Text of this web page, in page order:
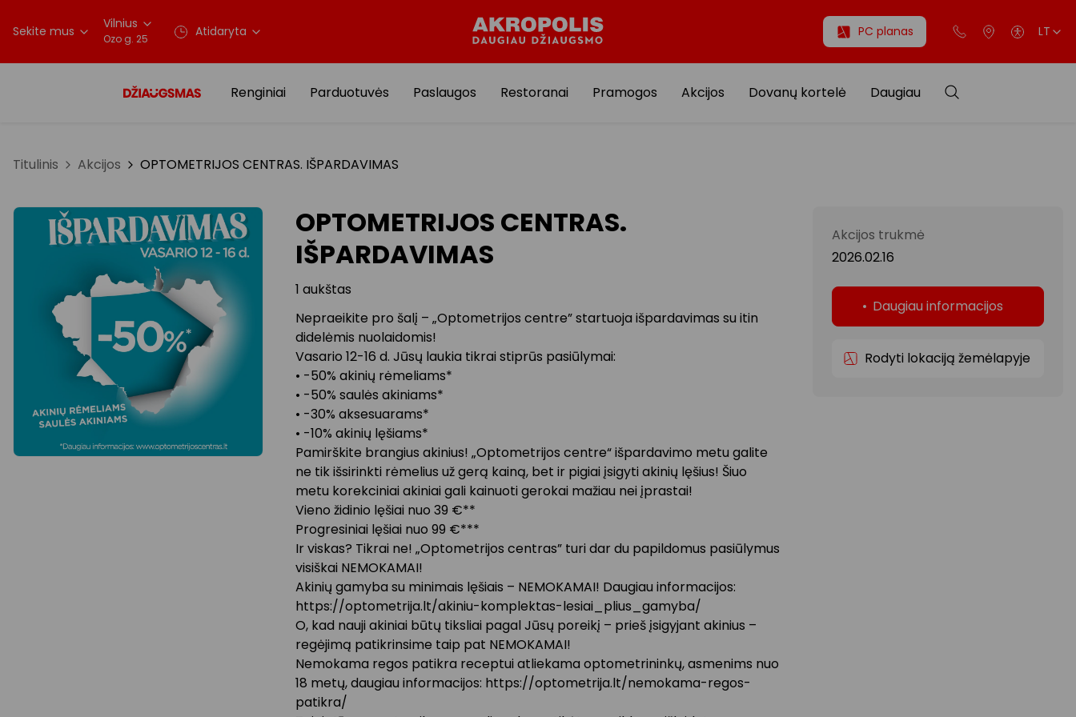
Sekite mus Vilnius
Ozo g. 25 Atidaryta PC planas LT
Renginiai Parduotuvės Paslaugos Restoranai Pramogos Akcijos Dovanų kortelė Daugiau
Titulinis Akcijos OPTOMETRIJOS CENTRAS. IŠPARDAVIMAS
OPTOMETRIJOS CENTRAS.
IŠPARDAVIMAS
1 aukštas
Nepraeikite pro šalį – „Optometrijos centre” startuoja išpardavimas su itin
didelėmis nuolaidomis!
Vasario 12-16 d. Jūsų laukia tikrai stiprūs pasiūlymai:
• -50% akinių rėmeliams*
• -50% saulės akiniams*
• -30% aksesuarams*
• -10% akinių lęšiams*
Pamirškite brangius akinius! „Optometrijos centre“ išpardavimo metu galite
ne tik išsirinkti rėmelius už gerą kainą, bet ir pigiai įsigyti akinių lęšius! Šiuo
metu korekciniai akiniai gali kainuoti gerokai mažiau nei įprastai!
Vieno židinio lęšiai nuo 39 €**
Progresiniai lęšiai nuo 99 €***
Ir viskas? Tikrai ne! „Optometrijos centras” turi dar du papildomus pasiūlymus
visiškai NEMOKAMAI!
Akinių gamyba su minimais lęšiais – NEMOKAMAI! Daugiau informacijos:
https://optometrija.lt/akiniu-komplektas-lesiai_plius_gamyba/
O, kad nauji akiniai būtų tiksliai pagal Jūsų poreikį – prieš įsigyjant akinius –
regėjimą patikrinsime taip pat NEMOKAMAI!
Nemokama regos patikra receptui atliekama optometrininkų, asmenims nuo
18 metų, daugiau informacijos: https://optometrija.lt/nemokama-regos-
patikra/
Akcijos trukmė
2026.02.16
Daugiau informacijos
Rodyti lokaciją žemėlapyje